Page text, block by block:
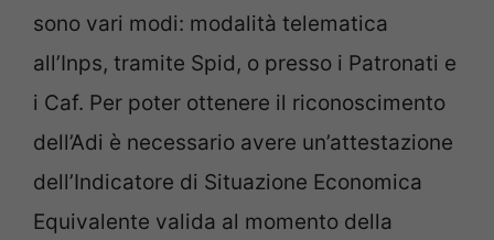
sono vari modi: modalità telematica
all’Inps, tramite Spid, o presso i Patronati e
i Caf. Per poter ottenere il riconoscimento
dell’Adi è necessario avere un’attestazione
dell’Indicatore di Situazione Economica
Equivalente valida al momento della